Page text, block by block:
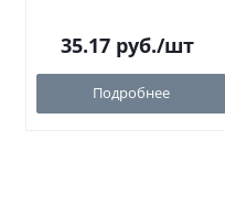
35.17 руб./шт
Подробнее